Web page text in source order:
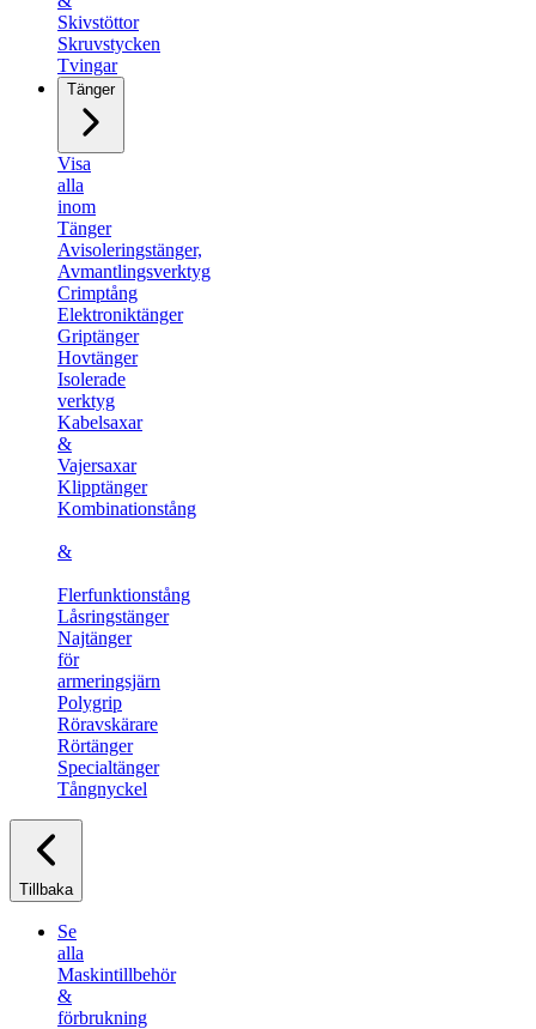
Skivstöttor
Skruvstycken
Tvingar
Tänger
Visa
alla
inom
Tänger
Avisoleringstänger,
Avmantlingsverktyg​
Crimptång
Elektroniktänger
Griptänger​
Hovtänger
Isolerade
verktyg
Kabelsaxar
&
Vajersaxar
Klipptänger
Kombinationstång
&
Flerfunktionstång
Låsringstänger
Najtänger
för
armeringsjärn
Polygrip
Röravskärare​
Rörtänger
Specialtänger​
Tångnyckel
Tillbaka
Se
alla
Maskintillbehör
&
förbrukning